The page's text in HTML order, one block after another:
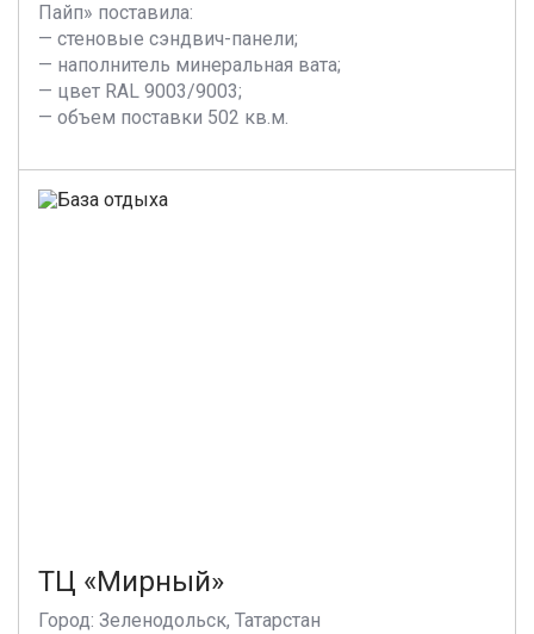
Пайп» поставила:
— стеновые сэндвич-панели;
— наполнитель минеральная вата;
— цвет RAL 9003/9003;
— объем поставки 502 кв.м.
ТЦ «Мирный»
Город: Зеленодольск, Татарстан